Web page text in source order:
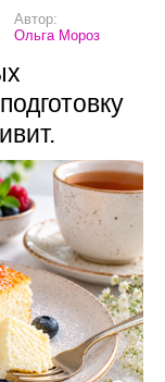
Автор:
Ольга Мороз